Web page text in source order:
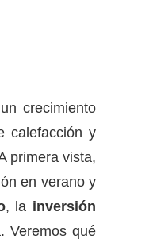
crecimiento
calefacción y
primera vista,
en verano y
, la inversión
Veremos qué